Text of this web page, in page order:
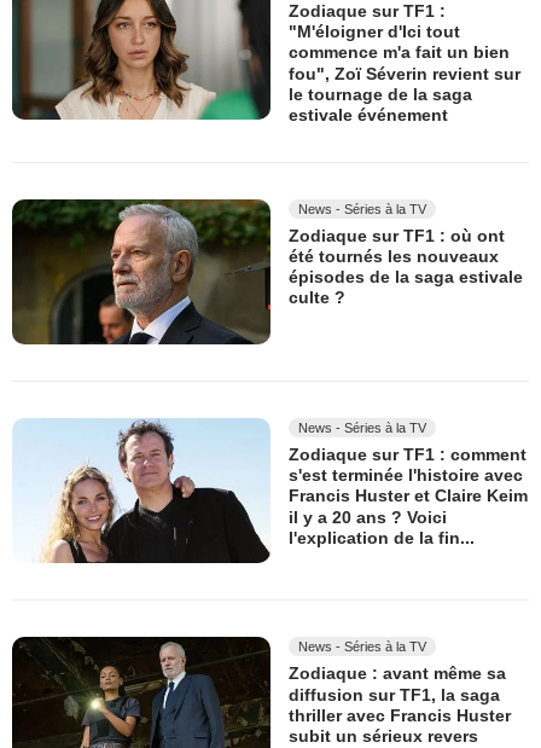
Zodiaque sur TF1 :
"M'éloigner d'Ici tout
commence m'a fait un bien
fou", Zoï Séverin revient sur
le tournage de la saga
estivale événement
News - Séries à la TV
Zodiaque sur TF1 : où ont
été tournés les nouveaux
épisodes de la saga estivale
culte ?
News - Séries à la TV
Zodiaque sur TF1 : comment
s'est terminée l'histoire avec
Francis Huster et Claire Keim
il y a 20 ans ? Voici
l'explication de la fin...
News - Séries à la TV
Zodiaque : avant même sa
diffusion sur TF1, la saga
thriller avec Francis Huster
subit un sérieux revers